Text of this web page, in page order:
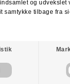
brugt i løbet af 2013.
Jyllandstur fra i